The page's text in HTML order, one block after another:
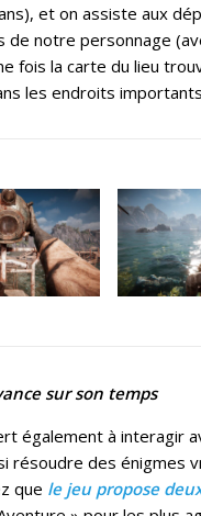
et on assiste aux
de notre personnage
fois la carte du lieu
les endroits
sur son temps
également à interagir
résoudre des énigmes
que le jeu propose